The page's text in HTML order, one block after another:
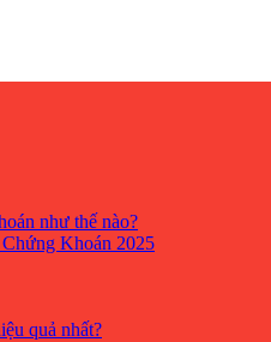
như thế nào?
Khoán 2025
quả nhất?